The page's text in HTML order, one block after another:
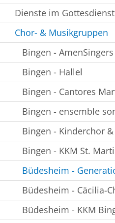
Dienste im Gottesdienst
Chor- & Musikgruppen
Bingen - AmenSingers
Bingen - Hallel
Bingen - Cantores
Bingen - ensemble
Bingen - Kinderchor
Bingen - KKM St.
Büdesheim -
Büdesheim - Cäcilia-
Büdesheim - KKM